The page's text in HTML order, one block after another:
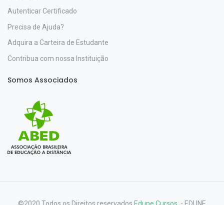
Autenticar Certificado
Precisa de Ajuda?
Adquira a Carteira de Estudante
Contribua com nossa Instituição
Somos Associados